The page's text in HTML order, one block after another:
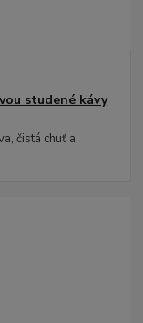
studené kávy
čistá chuť a